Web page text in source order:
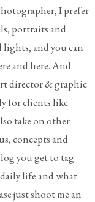
I prefer
portraits and
and you can
and here. And
director & graphic
for clients like
take on other
concepts and
you get to tag
life and what
just shoot me an